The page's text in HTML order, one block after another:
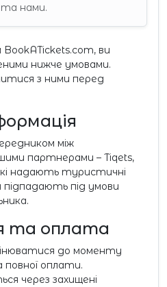
та нами.
ви
нижче умовами.
з ними перед
між
партнерами – Tiqets,
надають туристичні
підпадають під умови
та оплата
до моменту
оплати.
через захищені